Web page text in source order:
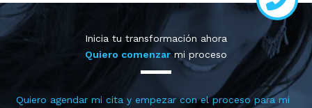
de
peso
Inicia tu transformación ahora
Quiero comenzarmi proceso
Quiero agendar mi cita y empezar con el proceso para mi